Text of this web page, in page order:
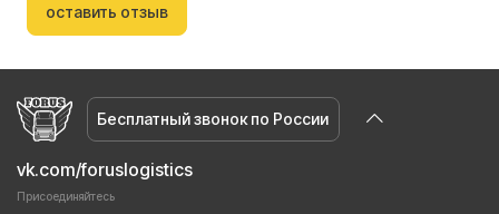
оставить отзыв
Бесплатный звонок по России
vk.com/foruslogistics
Присоединяйтесь